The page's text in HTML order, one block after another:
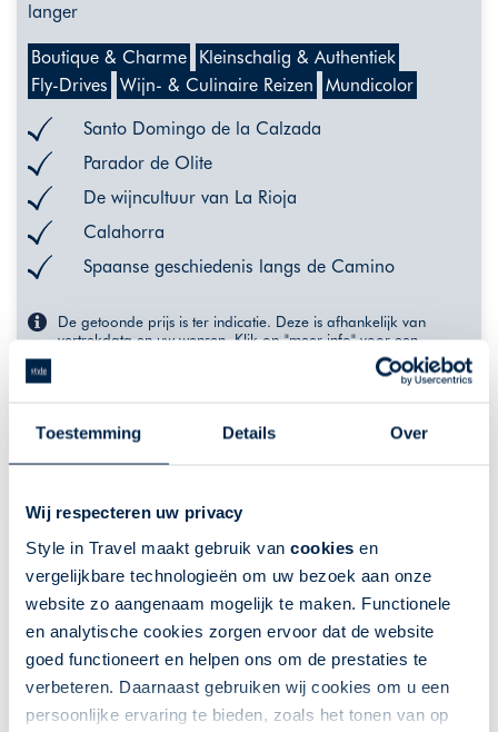
Toestemming Details Over
Wij respecteren uw privacy
Style in Travel maakt gebruik van cookies en
vergelijkbare technologieën om uw bezoek aan onze
website zo aangenaam mogelijk te maken. Functionele
en analytische cookies zorgen ervoor dat de website
goed functioneert en helpen ons om de prestaties te
verbeteren. Daarnaast gebruiken wij cookies om u een
persoonlijke ervaring te bieden, zoals het tonen van op
langer
Boutique & Charme
Kleinschalig & Authentiek
Fly-Drives
Wijn- & Culinaire Reizen Mundicolor
Santo Domingo de la Calzada
Parador de Olite
De wijncultuur van La Rioja
Calahorra
Spaanse geschiedenis langs de Camino
De getoonde prijs is ter indicatie. Deze is afhankelijk van
vertrekdata en uw wensen. Klik op "meer info" voor een
uitgebreider overzicht van indicatieprijzen, of neem contact met
VANAF 577,- MEER INFO